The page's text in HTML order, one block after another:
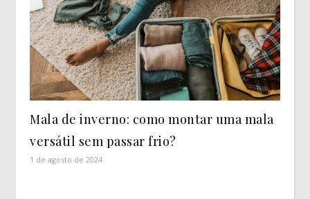
Mala de inverno: como montar uma mala
versátil sem passar frio?
1 de agosto de 2024